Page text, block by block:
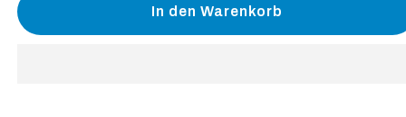
In den Warenkorb